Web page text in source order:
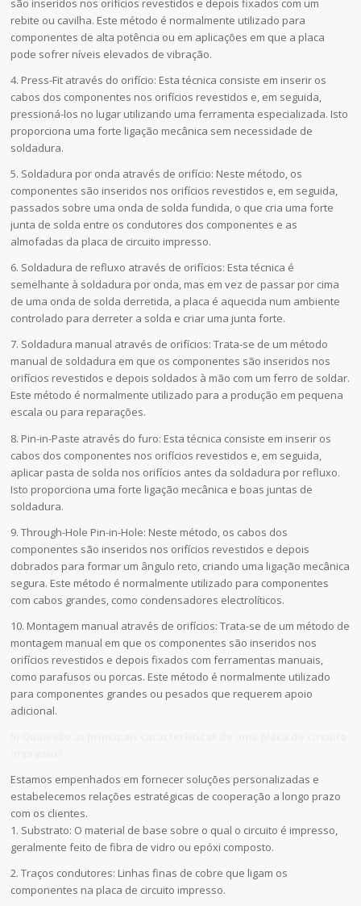
são inseridos nos orifícios revestidos e depois fixados com um
rebite ou cavilha. Este método é normalmente utilizado para
componentes de alta potência ou em aplicações em que a placa
pode sofrer níveis elevados de vibração.
4. Press-Fit através do orifício: Esta técnica consiste em inserir os
cabos dos componentes nos orifícios revestidos e, em seguida,
pressioná-los no lugar utilizando uma ferramenta especializada. Isto
proporciona uma forte ligação mecânica sem necessidade de
soldadura.
5. Soldadura por onda através de orifício: Neste método, os
componentes são inseridos nos orifícios revestidos e, em seguida,
passados sobre uma onda de solda fundida, o que cria uma forte
junta de solda entre os condutores dos componentes e as
almofadas da placa de circuito impresso.
6. Soldadura de refluxo através de orifícios: Esta técnica é
semelhante à soldadura por onda, mas em vez de passar por cima
de uma onda de solda derretida, a placa é aquecida num ambiente
controlado para derreter a solda e criar uma junta forte.
7. Soldadura manual através de orifícios: Trata-se de um método
manual de soldadura em que os componentes são inseridos nos
orifícios revestidos e depois soldados à mão com um ferro de soldar.
Este método é normalmente utilizado para a produção em pequena
escala ou para reparações.
8. Pin-in-Paste através do furo: Esta técnica consiste em inserir os
cabos dos componentes nos orifícios revestidos e, em seguida,
aplicar pasta de solda nos orifícios antes da soldadura por refluxo.
Isto proporciona uma forte ligação mecânica e boas juntas de
soldadura.
9. Through-Hole Pin-in-Hole: Neste método, os cabos dos
componentes são inseridos nos orifícios revestidos e depois
dobrados para formar um ângulo reto, criando uma ligação mecânica
segura. Este método é normalmente utilizado para componentes
com cabos grandes, como condensadores electrolíticos.
10. Montagem manual através de orifícios: Trata-se de um método de
montagem manual em que os componentes são inseridos nos
orifícios revestidos e depois fixados com ferramentas manuais,
como parafusos ou porcas. Este método é normalmente utilizado
para componentes grandes ou pesados que requerem apoio
adicional.
Estamos empenhados em fornecer soluções personalizadas e
estabelecemos relações estratégicas de cooperação a longo prazo
com os clientes.
1. Substrato: O material de base sobre o qual o circuito é impresso,
geralmente feito de fibra de vidro ou epóxi composto.
2. Traços condutores: Linhas finas de cobre que ligam os
componentes na placa de circuito impresso.